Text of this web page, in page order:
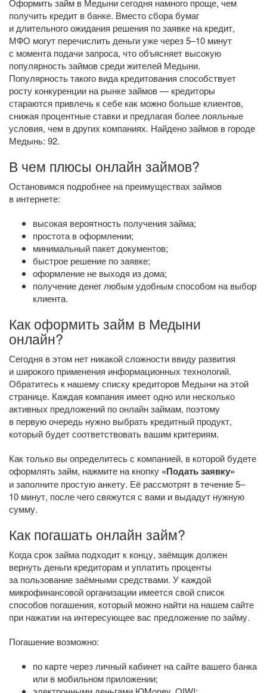
Оформить займ в Медыни сегодня намного проще, чем
получить кредит в банке. Вместо сбора бумаг
и длительного ожидания решения по заявке на кредит,
МФО могут перечислить деньги уже через 5–10 минут
с момента подачи запроса, что объясняет высокую
популярность займов среди жителей Медыни.
Популярность такого вида кредитования способствует
росту конкуренции на рынке займов — кредиторы
стараются привлечь к себе как можно больше клиентов,
снижая процентные ставки и предлагая более лояльные
условия, чем в других компаниях. Найдено займов в городе
Медынь: 92.
В чем плюсы онлайн займов?
Остановимся подробнее на преимуществах займов
в интернете:
высокая вероятность получения займа;
простота в оформлении;
минимальный пакет документов;
быстрое решение по заявке;
оформление не выходя из дома;
получение денег любым удобным способом на выбор
клиента.
Как оформить займ в Медыни
онлайн?
Сегодня в этом нет никакой сложности ввиду развития
и широкого применения информационных технологий.
Обратитесь к нашему списку кредиторов Медыни на этой
странице. Каждая компания имеет одно или несколько
активных предложений по онлайн займам, поэтому
в первую очередь нужно выбрать кредитный продукт,
который будет соответствовать вашим критериям.
Как только вы определитесь с компанией, в которой будете
оформлять займ, нажмите на кнопку «Подать заявку»
и заполните простую анкету. Её рассмотрят в течение 5–
10 минут, после чего свяжутся с вами и выдадут нужную
сумму.
Как погашать онлайн займ?
Когда срок займа подходит к концу, заёмщик должен
вернуть деньги кредиторам и уплатить проценты
за пользование заёмными средствами. У каждой
микрофинансовой организации имеется свой список
способов погашения, который можно найти на нашем сайте
при нажатии на интересующее вас предложение по займу.
Погашение возможно:
по карте через личный кабинет на сайте вашего банка
или в мобильном приложении;